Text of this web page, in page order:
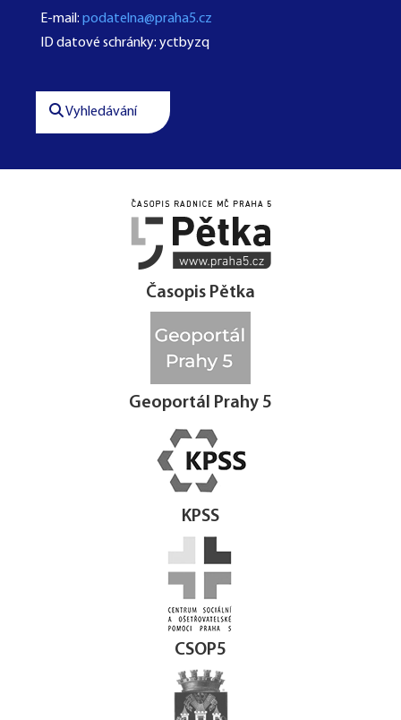
E-mail: podatelna@praha5.cz
ID datové schránky: yctbyzq
Vyhledávání
 
Časopis Pětka
Geoportál Prahy 5
KPSS
CSOP5